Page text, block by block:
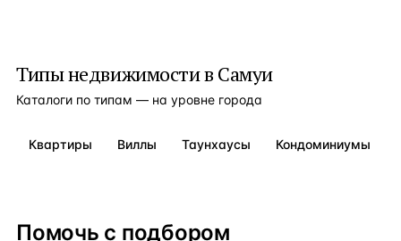
Типы недвижимости в Самуи
Каталоги по типам — на уровне города
Квартиры Виллы Таунхаусы Кондоминиумы
Помочь с подбором